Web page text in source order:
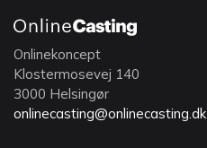
Onlinekoncept
Klostermosevej 140
3000 Helsingør
onlinecasting@onlinecasting.dk